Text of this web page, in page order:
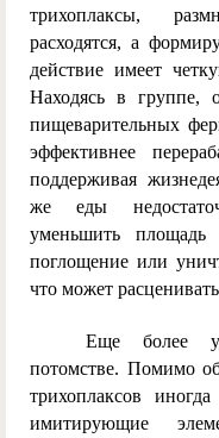
трихоплаксы,
расходятся, а
действие имеет
Находясь в группе,
пищеварительных
эффективнее
поддерживая
же еды
уменьшить
поглощение или
что может
Еще более
потомстве. Помимо
трихоплаксов
имитирующие